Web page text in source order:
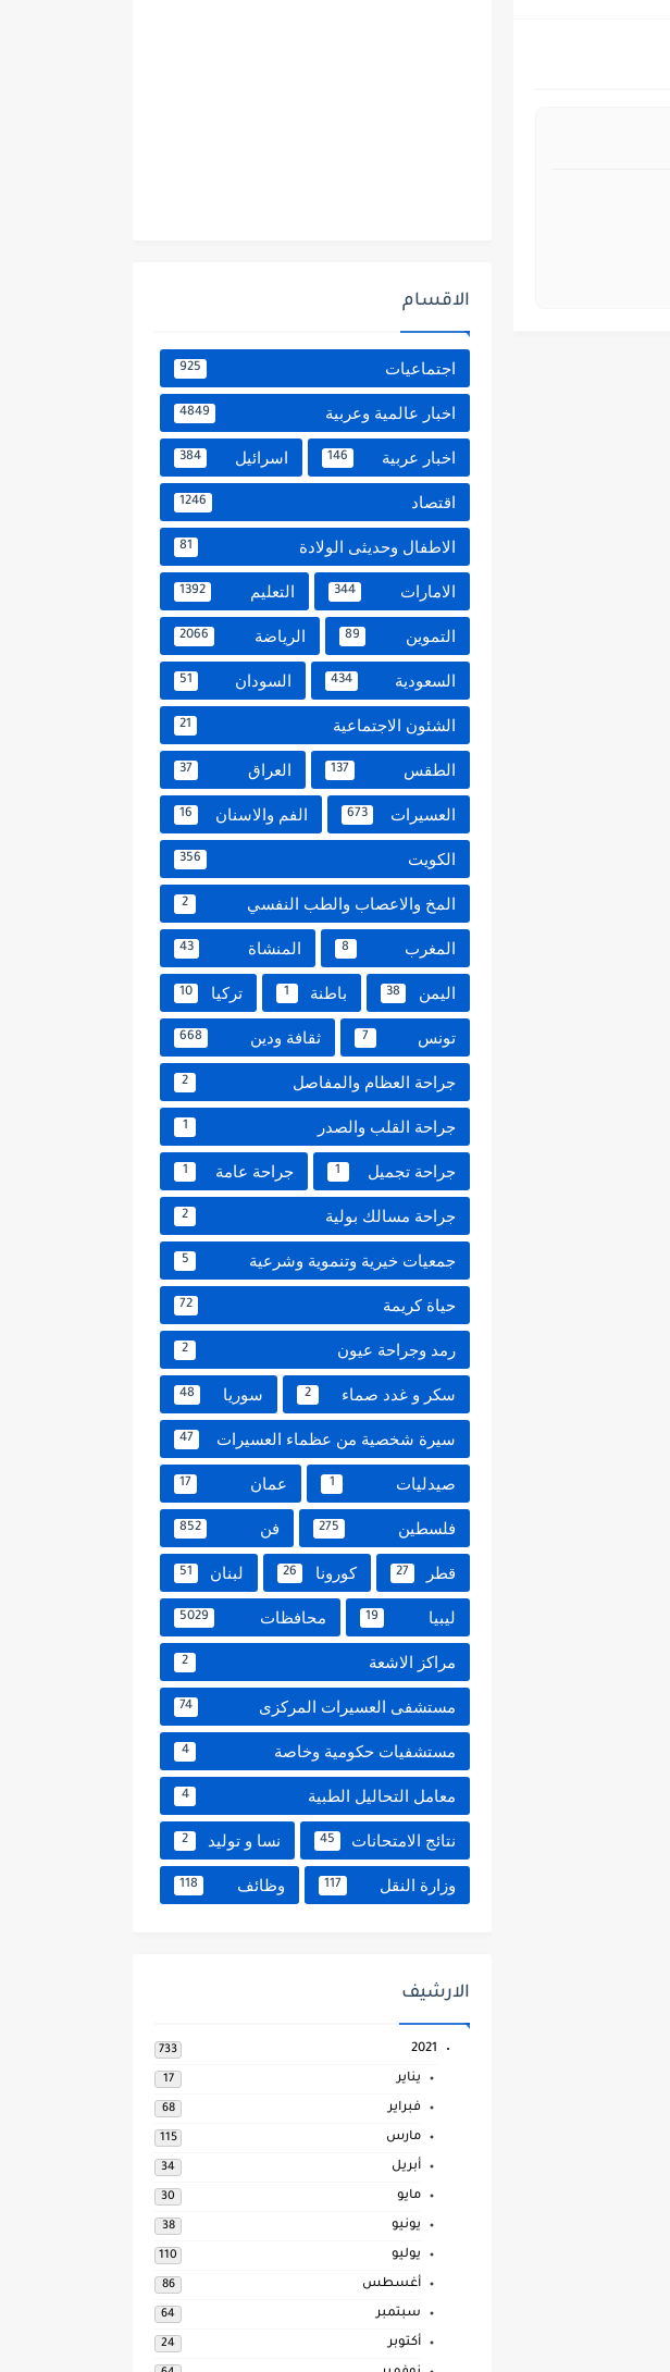
الاقسام
اجتماعيات 925
اخبار عالمية وعربية 4849
اخبار عربية 146 اسرائيل 384
اقتصاد 1246
الاطفال وحديثى الولادة 81
الامارات 344 التعليم 1392
التموين 89 الرياضة 2066
السعودية 434 السودان 51
الشئون الاجتماعية 21
الطقس 137 العراق 37
العسيرات 673 الفم والاسنان 16
الكويت 356
المخ والاعصاب والطب النفسي 2
المغرب 8 المنشاة 43
اليمن 38 باطنة 1 تركيا 10
تونس 7 ثقافة ودين 668
جراحة العظام والمفاصل 2
جراحة القلب والصدر 1
جراحة تجميل 1 جراحة عامة 1
جراحة مسالك بولية 2
جمعيات خيرية وتنموية وشرعية 5
حياة كريمة 72
رمد وجراحة عيون 2
سكر و غدد صماء 2 سوريا 48
سيرة شخصية من عظماء العسيرات 47
صيدليات 1 عمان 17
فلسطين 275 فن 852
قطر 27 كورونا 26 لبنان 51
ليبيا 19 محافظات 5029
مراكز الاشعة 2
مستشفى العسيرات المركزى 74
مستشفيات حكومية وخاصة 4
معامل التحاليل الطبية 4
نتائج الامتحانات 45 نسا و توليد 2
وزارة النقل 117 وظائف 118
الارشيف
2021
733
يناير 17
فبراير 68
مارس 115
أبريل 34
مايو 30
يونيو 38
يوليو 110
أغسطس 86
سبتمبر 64
أكتوبر 24